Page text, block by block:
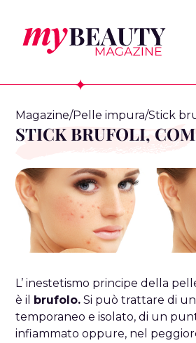
Magazine/Pelle impura/Stick
STICK BRUFOLI,
L’ inestetismo principe della
è il brufolo. Si può trattare di
temporaneo e isolato, di un
infiammato oppure, nel